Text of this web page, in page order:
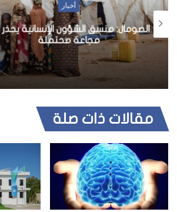
أخبار
وزارة الداخلية تفتتح مؤتمرا
قانون الأحزاب
مقالات ذات صلة